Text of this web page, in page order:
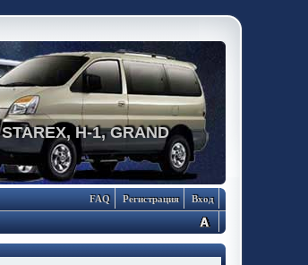
H-1, GRAND
Вход
Регистрация
FAQ